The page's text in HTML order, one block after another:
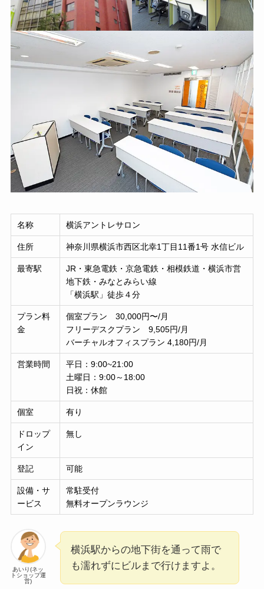
名称 横浜アントレサロン
住所 神奈川県横浜市西区北幸1丁目11番1号 水信ビル
最寄駅
JR・東急電鉄・京急電鉄・相模鉄道・横浜市営
地下鉄・みなとみらい線
「横浜駅」徒歩４分
プラン料
金
個室プラン 30,000円〜/月
フリーデスクプラン 9,505円/月
バーチャルオフィスプラン 4,180円/月
営業時間
平日：9:00~21:00
土曜日：9:00～18:00
日祝：休館
個室 有り
ドロップ
イン
無し
登記 可能
設備・サ
ービス
常駐受付
無料オープンラウンジ
あいり(ネッ
トショップ運
営)
横浜駅からの地下街を通って雨で
も濡れずにビルまで行けますよ。